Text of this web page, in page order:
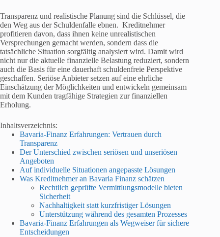
Transparenz und realistische Planung sind die Schlüssel, die
den Weg aus der Schuldenfalle ebnen. Kreditnehmer
profitieren davon, dass ihnen keine unrealistischen
Versprechungen gemacht werden, sondern dass die
tatsächliche Situation sorgfältig analysiert wird. Damit wird
nicht nur die aktuelle finanzielle Belastung reduziert, sondern
auch die Basis für eine dauerhaft schuldenfreie Perspektive
geschaffen. Seriöse Anbieter setzen auf eine ehrliche
Einschätzung der Möglichkeiten und entwickeln gemeinsam
mit dem Kunden tragfähige Strategien zur finanziellen
Erholung.
Inhaltsverzeichnis:
Bavaria-Finanz Erfahrungen: Vertrauen durch
Transparenz
Der Unterschied zwischen seriösen und unseriösen
Angeboten
Auf individuelle Situationen angepasste Lösungen
Was Kreditnehmer an Bavaria Finanz schätzen
Rechtlich geprüfte Vermittlungsmodelle bieten
Sicherheit
Nachhaltigkeit statt kurzfristiger Lösungen
Unterstützung während des gesamten Prozesses
Bavaria-Finanz Erfahrungen als Wegweiser für sichere
Entscheidungen